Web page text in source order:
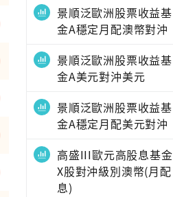
景順泛歐洲股票收益基
金A穩定月配澳幣對沖
景順泛歐洲股票收益基
金A美元對沖美元
景順泛歐洲股票收益基
金A穩定月配美元對沖
高盛III歐元高股息基金
X股對沖級別澳幣(月配
息)